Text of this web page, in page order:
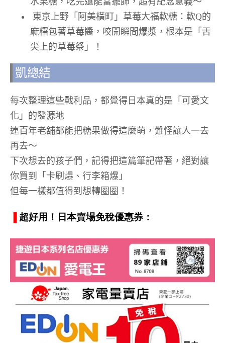
東京上野「阿美橫町」草莓大福軟糖：軟Q的
麻糬包著草莓醬，咬開瞬間爆漿，根本是「舌
尖上的草莓祭」！
凱總結
每次整理這些戰利品，都覺得日本真的是「可愛文
化」的發源地
連百年老舖都能把糖果做得這麼萌，難怪讓人一去
再去～
下次想去的孩子們，記得把這篇筆記帶著，絕對讓
你買到「卡刷爆、行李箱爆」
但每一樣都值得到想轉圈圈！
超好用！日本賣場免稅優惠券：